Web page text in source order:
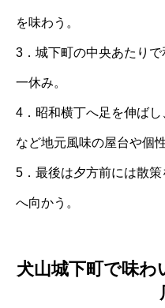
を味わう。
3．城下町の中央あたり
一休み。
4．昭和横丁へ足を伸ば
など地元風味の屋台や個
5．最後は夕方前には散
へ向かう。
犬山城下町で味